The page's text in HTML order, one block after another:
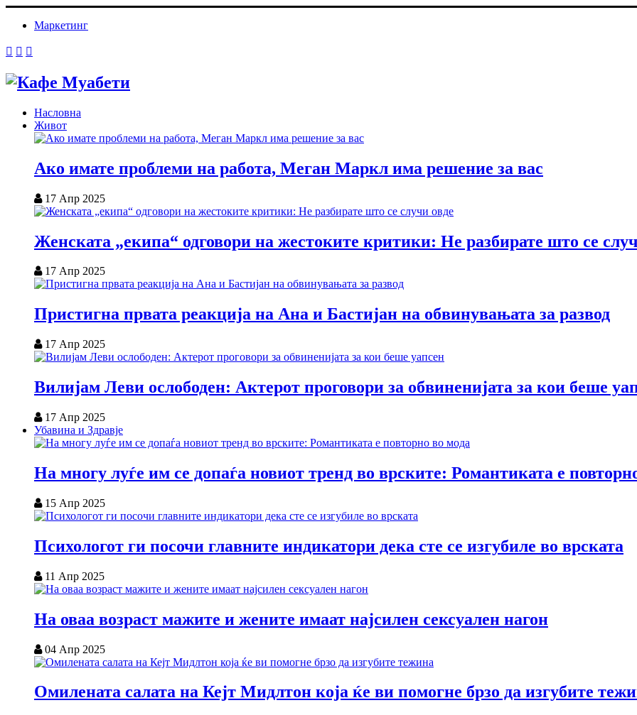
Маркетинг
Насловна
Живот
Ако имате проблеми на работа, Меган Маркл има решение за вас
17 Апр 2025
Женската „екипа“ одговори на жестоките критики: Не разбирате што се
17 Апр 2025
Пристигна првата реакција на Ана и Бастијан на обвинувањата за развод
17 Апр 2025
Вилијам Леви ослободен: Актерот проговори за обвиненијата за кои беше
17 Апр 2025
Убавина и Здравје
На многу луѓе им се допаѓа новиот тренд во врските: Романтиката е
15 Апр 2025
Психологот ги посочи главните индикатори дека сте се изгубиле во врската
11 Апр 2025
На оваа возраст мажите и жените имаат најсилен сексуален нагон
04 Апр 2025
Омилената салата на Кејт Мидлтон која ќе ви помогне брзо да изгубите